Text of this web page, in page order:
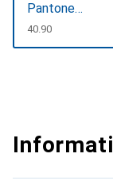
Pantone
#efbae1 )
CHF
40.90